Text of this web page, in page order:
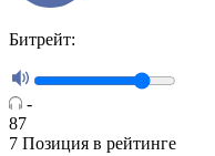
Битрейт:
-
87
7 Позиция в рейтинге